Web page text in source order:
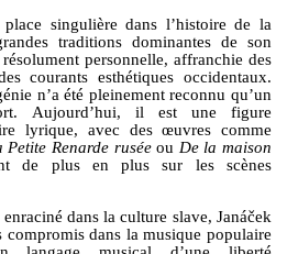
singulière dans l’histoire de la
traditions dominantes de son
personnelle, affranchie des
courants esthétiques occidentaux.
n’a été pleinement reconnu qu’un
Aujourd’hui, il est une figure
lyrique, avec des œuvres comme
Petite Renarde ruséeou De la maison
de plus en plus sur les scènes
dans la culture slave, Janáček
compromis dans la musique populaire